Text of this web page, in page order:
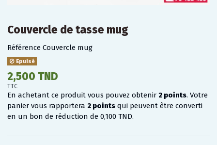
Couvercle de tasse mug
Référence Couvercle mug
Epuisé
2,500 TND
TTC
En achetant ce produit vous pouvez obtenir 2 points. Votre
panier vous rapportera 2 points qui peuvent être converti
en un bon de réduction de 0,100 TND.